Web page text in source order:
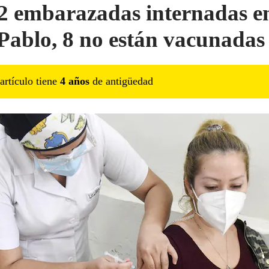
embarazadas internadas
8 no están vacunadas
tiene 4 años de antigüedad